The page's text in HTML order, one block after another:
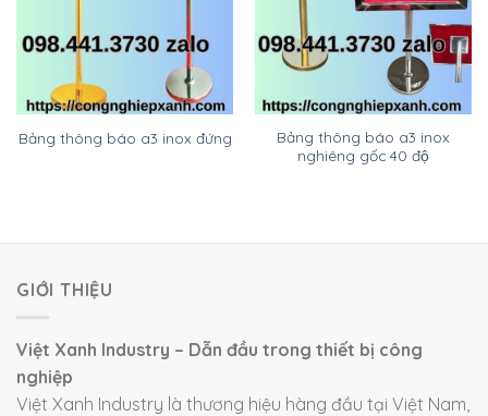
Bảng thông báo a3 inox đứng
Bảng thông báo a3 inox
nghiêng gốc 40 độ
GIỚI THIỆU
Việt Xanh Industry – Dẫn đầu trong thiết bị công
nghiệp
Việt Xanh Industry là thương hiệu hàng đầu tại Việt Nam,